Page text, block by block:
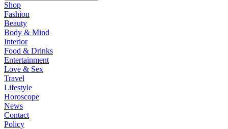
Shop
Fashion
Beauty
Body & Mind
Interior
Food & Drinks
Entertainment
Love & Sex
Travel
Lifestyle
Horoscope
News
Contact
Policy